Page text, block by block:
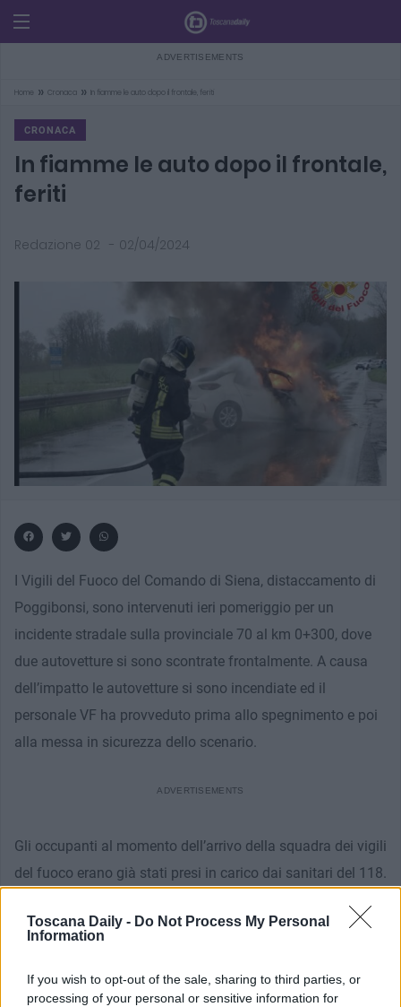
Toscana Daily - Do Not Process My Personal
Information
If you wish to opt-out of the sale, sharing to third parties, or
processing of your personal or sensitive information for
Home » Cronaca » In fiamme le auto dopo il frontale, feriti
CRONACA
In fiamme le auto dopo il frontale,
feriti
Redazione 02 - 02/04/2024
I Vigili del Fuoco del Comando di Siena, distaccamento di
Poggibonsi, sono intervenuti ieri pomeriggio per un
incidente stradale sulla provinciale 70 al km 0+300, dove
due autovetture si sono scontrate frontalmente. A causa
dell’impatto le autovetture si sono incendiate ed il
personale VF ha provveduto prima allo spegnimento e poi
alla messa in sicurezza dello scenario.
Gli occupanti al momento dell’arrivo della squadra dei vigili
del fuoco erano già stati presi in carico dai sanitari del 118.